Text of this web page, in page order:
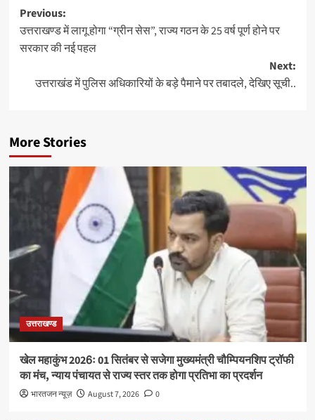
Post
navigation
Previous:
उत्तराखण्ड में लागू होगा “ग्रीन सेस”, राज्य गठन के 25 वर्ष पूर्ण होने पर
सरकार की नई पहल
Next:
उत्तराखंड में पुलिस अधिकारियों के बड़े पैमाने पर तबादले, देखिए सूची..
More Stories
उत्तराखण्ड
खेल महाकुंभ 2026ः 01 सितंबर से सजेगा मुख्यमंत्री चौम्पियनशिप ट्रॉफी
का मंच, न्याय पंचायत से राज्य स्तर तक होगा प्रतिभा का प्रदर्शन
भारतजन न्यूज़ August 7, 2026 0